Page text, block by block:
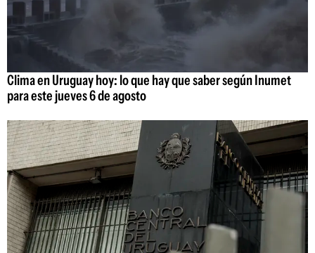
Clima en Uruguay hoy: lo que hay que saber según Inumet
para este jueves 6 de agosto